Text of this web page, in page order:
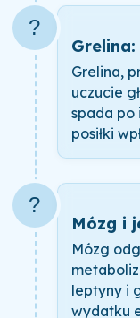
?️
Grelina,
uczucie
spada po
posiłki
?
Mózg i
Mózg
leptyny i
wydatku